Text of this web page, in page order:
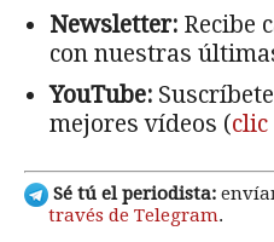
Newsletter: Recibe
con nuestras
YouTube:
mejores vídeos (
Sé tú el periodista:
través de Telegram.